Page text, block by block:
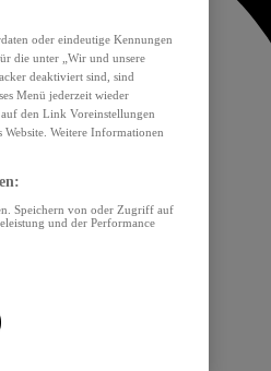
oder eindeutige Kennungen
die unter „Wir und unsere
deaktiviert sind, sind
Menü jederzeit wieder
den Link Voreinstellungen
Weitere Informationen
Speichern von oder Zugriff auf
und der Performance